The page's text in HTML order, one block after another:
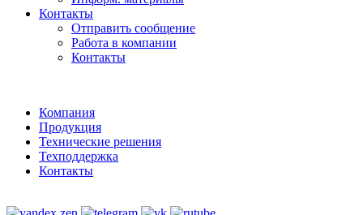
Контакты
Отправить сообщение
Работа в компании
Контакты
Компания
Продукция
Технические решения
Техподдержка
Контакты